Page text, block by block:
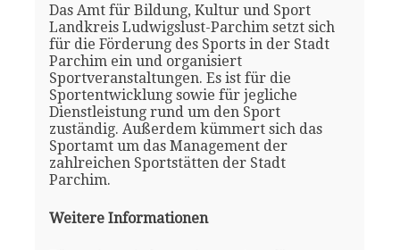
Das Amt für Bildung, Kultur und Sport
Landkreis Ludwigslust-Parchim setzt sich
für die Förderung des Sports in der Stadt
Parchim ein und organisiert
Sportveranstaltungen. Es ist für die
Sportentwicklung sowie für jegliche
Dienstleistung rund um den Sport
zuständig. Außerdem kümmert sich das
Sportamt um das Management der
zahlreichen Sportstätten der Stadt
Parchim.
Weitere Informationen